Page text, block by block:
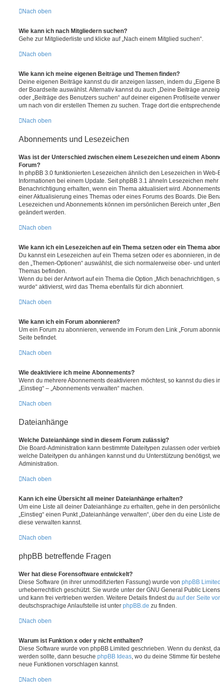
Nach oben
Wie kann ich nach Mitgliedern suchen?
Gehe zur Mitgliederliste und klicke auf „Nach einem Mitglied suchen“.
Nach oben
Wie kann ich meine eigenen Beiträge und Themen finden?
Deine eigenen Beiträge kannst du dir anzeigen lassen, indem du „Eigene
der Boardseite auswählst. Alternativ kannst du auch „Deine Beiträge
oder „Beiträge des Benutzers suchen“ auf deiner eigenen Profilseite
um nach von dir erstellen Themen zu suchen. Trage dort die
Nach oben
Abonnements und Lesezeichen
Was ist der Unterschied zwischen einem Lesezeichen und einem
Forum?
In phpBB 3.0 funktionierten Lesezeichen ähnlich den Lesezeichen in
Informationen bei einem Update. Seit phpBB 3.1 ähneln Lesezeichen
Benachrichtigung erhalten, wenn ein Thema aktualisiert wird.
einer Aktualisierung eines Themas oder eines Forums des Boards. Die
Lesezeichen und Abonnements können im persönlichen Bereich unter
geändert werden.
Nach oben
Wie kann ich ein Lesezeichen auf ein Thema setzen oder ein Thema
Du kannst ein Lesezeichen auf ein Thema setzen oder es abonnieren, in
den „Themen-Optionen“ auswählst, die sich normalerweise ober- und
Themas befinden.
Wenn du bei der Antwort auf ein Thema die Option „Mich benachrichtigen,
wurde“ aktivierst, wird das Thema ebenfalls für dich abonniert.
Nach oben
Wie kann ich ein Forum abonnieren?
Um ein Forum zu abonnieren, verwende im Forum den Link „Forum
Seite befindet.
Nach oben
Wie deaktiviere ich meine Abonnements?
Wenn du mehrere Abonnements deaktivieren möchtest, so kannst du dies
„Einstieg“ – „Abonnements verwalten“ machen.
Nach oben
Dateianhänge
Welche Dateianhänge sind in diesem Forum zulässig?
Die Board-Administration kann bestimmte Dateitypen zulassen oder
welche Dateitypen du anhängen kannst und du Unterstützung benötigst,
Administration.
Nach oben
Kann ich eine Übersicht all meiner Dateianhänge erhalten?
Um eine Liste all deiner Dateianhänge zu erhalten, gehe in den
„Einstieg“ einen Punkt „Dateianhänge verwalten“, über den du eine Liste
diese verwalten kannst.
Nach oben
phpBB betreffende Fragen
Wer hat diese Forensoftware entwickelt?
Diese Software (in ihrer unmodifizierten Fassung) wurde von phpBB
urheberrechtlich geschützt. Sie wurde unter der GNU General Public
und kann frei vertrieben werden. Weitere Details findest du auf der Seite
deutschsprachige Anlaufstelle ist unter phpBB.de zu finden.
Nach oben
Warum ist Funktion x oder y nicht enthalten?
Diese Software wurde von phpBB Limited geschrieben. Wenn du denkst,
werden sollte, dann besuche phpBB Ideas , wo du deine Stimme für
neue Funktionen vorschlagen kannst.
Nach oben